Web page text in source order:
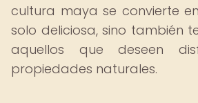
cultura maya se convierte
solo deliciosa, sino también
aquellos que deseen
propiedades naturales.